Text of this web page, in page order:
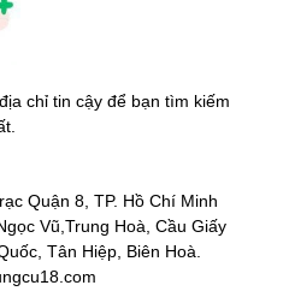
chỉ tin cậy để bạn tìm kiếm
Quận 8, TP. Hồ Chí Minh
Vũ,Trung Hoà, Cầu Giấy
Tân Hiệp, Biên Hoà.